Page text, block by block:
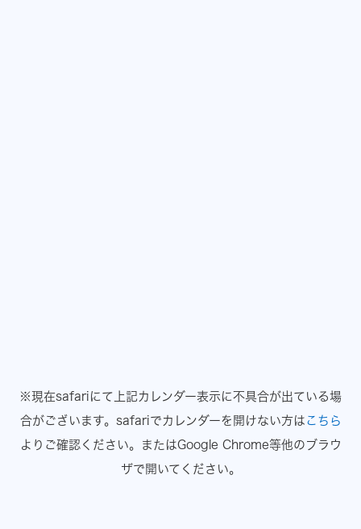
※現在safariにて上記カレンダー表示に不具合が出ている場
合がございます。 safariでカレンダーを開けない方は こちら
よりご確認ください。
またはGoogle Chrome等他のブラウ
ザで開いてください。